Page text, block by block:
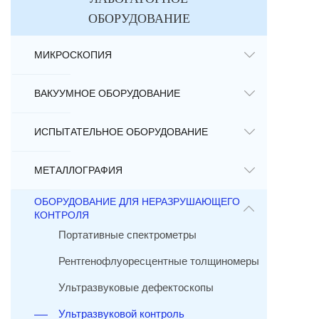
ОБОРУДОВАНИЕ
МИКРОСКОПИЯ
ВАКУУМНОЕ ОБОРУДОВАНИЕ
ИСПЫТАТЕЛЬНОЕ ОБОРУДОВАНИЕ
МЕТАЛЛОГРАФИЯ
ОБОРУДОВАНИЕ ДЛЯ НЕРАЗРУШАЮЩЕГО
КОНТРОЛЯ
Портативные спектрометры
Рентгенофлуоресцентные толщиномеры
Ультразвуковые дефектоскопы
Ультразвуковой контроль